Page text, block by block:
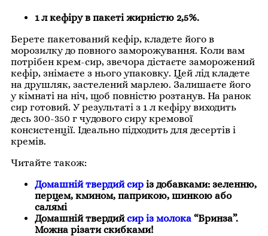
1 л кефіру в пакеті жирністю 2,5%.
Берете пакетований кефір, кладете його в
морозилку до повного заморожування. Коли вам
потрібен крем-сир, звечора дістаєте заморожений
кефір, знімаєте з нього упаковку. Цей лід кладете
на друшляк, застелений марлею. Залишаєте його
у кімнаті на ніч, щоб повністю розтанув. На ранок
сир готовий. У результаті з 1 л кефіру виходить
десь 300-350 г чудового сиру кремової
консистенції. Ідеально підходить для десертів і
кремів.
Читайте також:
Домашній твердий сир із добавками: зеленню,
перцем, кмином, паприкою, шинкою або
салямі
Домашній твердийсир із молока “Бринза”.
Можна різати скибками!